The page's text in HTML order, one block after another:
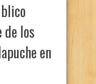
de los
en